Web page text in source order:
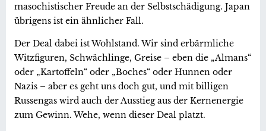
masochistischer Freude an der Selbstschädigung. Japan
übrigens ist ein ähnlicher Fall.
Der Deal dabei ist Wohlstand. Wir sind erbärmliche
Witzfiguren, Schwächlinge, Greise – eben die „Almans“
oder „Kartoffeln“ oder „Boches“ oder Hunnen oder
Nazis – aber es geht uns doch gut, und mit billigen
Russengas wird auch der Ausstieg aus der Kernenergie
zum Gewinn. Wehe, wenn dieser Deal platzt.